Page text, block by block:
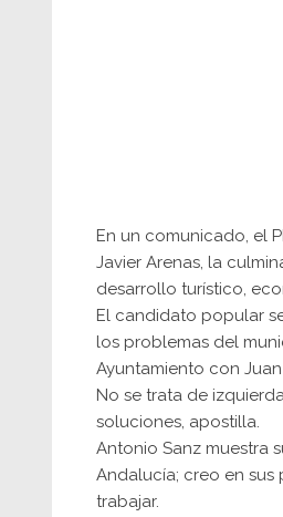
En un comunicado, el
Javier Arenas, la
desarrollo turístico,
El candidato popular
los problemas del
Ayuntamiento con
No se trata de
soluciones, apostilla.
Antonio Sanz muestra
Andalucía; creo en
trabajar.